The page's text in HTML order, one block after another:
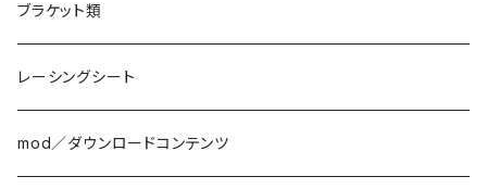
ブラケット類
レーシングシート
mod／ダウンロードコンテンツ